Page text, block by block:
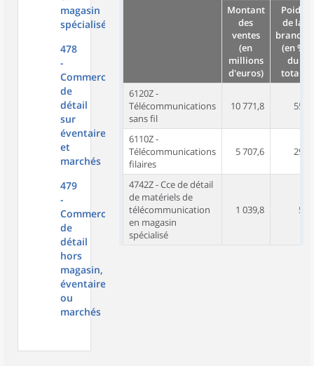
magasin
spécialisé
478
-
Commerce
de
détail
sur
éventaires
et
marchés
479
-
Commerce
de
détail
hors
magasin,
éventaires
ou
marchés
Montant
des
ventes
(en
millions
d'euros)
Poids
de la
branche
(en %
du
total)
6120Z -
Télécommunications
sans fil
10 771,8 55,0
6110Z -
Télécommunications
filaires
5 707,6 29,1
4742Z - Cce de détail
de matériels de
télécommunication
en magasin
spécialisé
1 039,8 5,3